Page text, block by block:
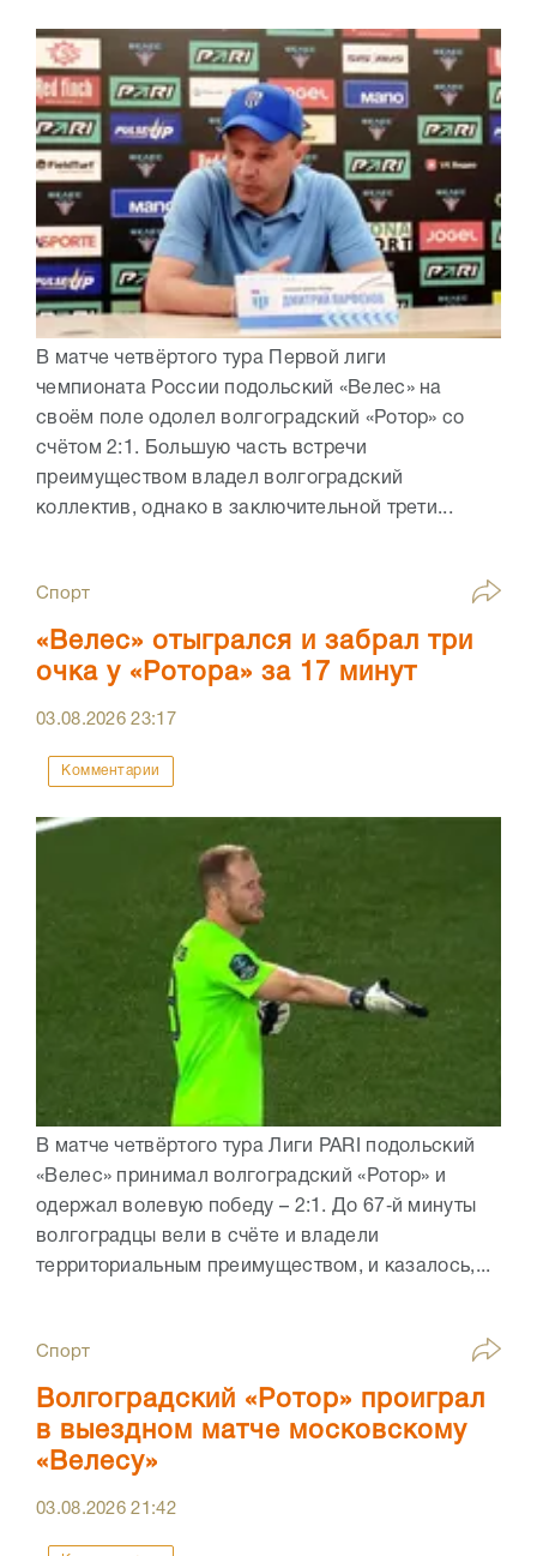
В матче четвёртого тура Первой лиги
чемпионата России подольский «Велес» на
своём поле одолел волгоградский «Ротор» со
счётом 2:1. Большую часть встречи
преимуществом владел волгоградский
коллектив, однако в заключительной трети...
Спорт
«Велес» отыгрался и забрал три
очка у «Ротора» за 17 минут
03.08.202623:17
Комментарии
В матче четвёртого тура Лиги PARI подольский
«Велес» принимал волгоградский «Ротор» и
одержал волевую победу – 2:1. До 67‑й минуты
волгоградцы вели в счёте и владели
территориальным преимуществом, и казалось,...
Спорт
Волгоградский «Ротор» проиграл
в выездном матче московскому
«Велесу»
03.08.202621:42